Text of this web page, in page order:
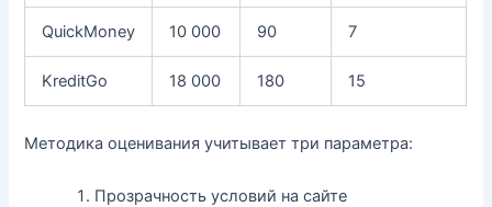
QuickMoney 10 000 90 7
KreditGo 18 000 180 15
Методика оценивания учитывает три параметра:
Прозрачность условий на сайте